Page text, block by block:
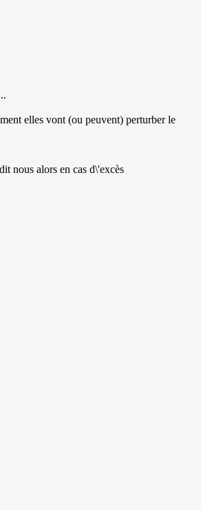
elles vont (ou peuvent) perturber le
nous alors en cas d\'excès